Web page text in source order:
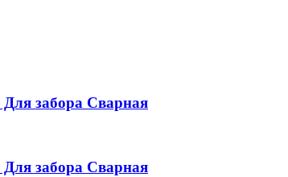
Для забора Сварная
Для забора Сварная